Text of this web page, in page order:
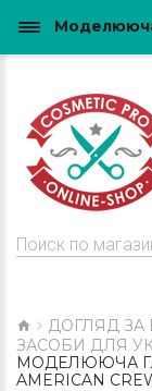
ДОГЛЯД
ЗАСОБИ ДЛЯ
МОДЕЛЮЮЧА
AMERICAN